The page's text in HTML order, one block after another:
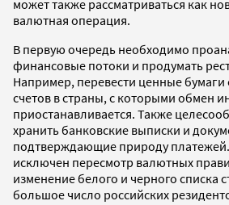
может также рассматриваться как
валютная операция.
В первую очередь необходимо
финансовые потоки и продумать
Например, перевести ценные бумаги
счетов в страны, с которыми обмен
приостанавливается. Также
хранить банковские выписки и
подтверждающие природу
исключен пересмотр валютных
изменение белого и черного списка
большое число российских